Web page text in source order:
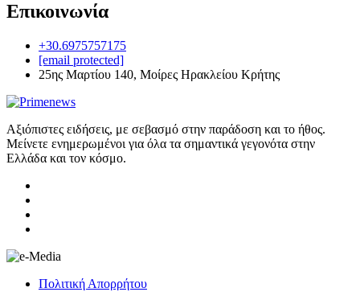
Επικοινωνία
+30.6975757175
[email protected]
25ης Μαρτίου 140, Μοίρες Ηρακλείου Κρήτης
Αξιόπιστες ειδήσεις, με σεβασμό στην παράδοση και το ήθος.
Μείνετε ενημερωμένοι για όλα τα σημαντικά γεγονότα στην
Ελλάδα και τον κόσμο.
Πολιτική Απορρήτου